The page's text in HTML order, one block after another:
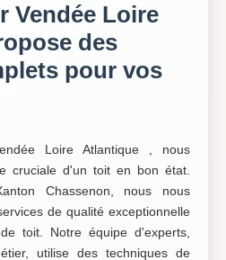
Vendée Loire
des
pour vos
Loire Atlantique , nous
cruciale d'un toit en bon état.
Chassenon, nous nous
de qualité exceptionnelle
toit. Notre équipe d'experts,
utilise des techniques de